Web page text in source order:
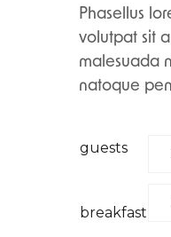
Phasellus
volutpat sit
malesuada
natoque
guests
breakfast